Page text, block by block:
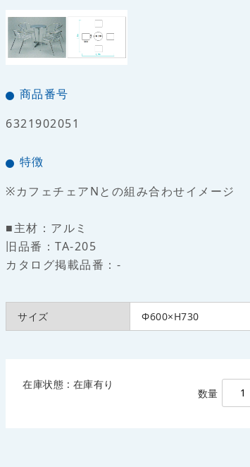
商品番号
6321902051
特徴
※カフェチェアNとの組み合わせイメージ
■主材：アルミ
旧品番：TA-205
カタログ掲載品番：-
サイズ Φ600×H730
在庫状態 : 在庫有り
数量